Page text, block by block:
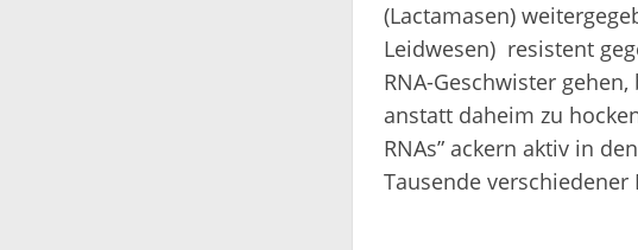
(Lactamasen)
Leidwesen) resistent
RNA-Geschwister
anstatt daheim zu
RNAs” ackern aktiv in
Tausende verschiedener